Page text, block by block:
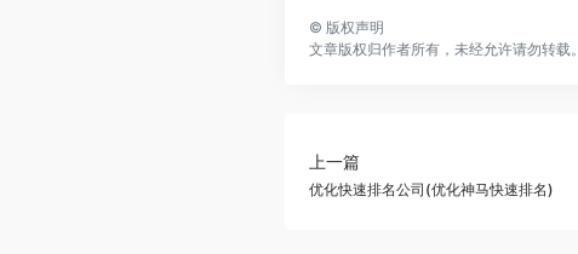
© 版权声明
文章版权归作者所有，未经允许请勿转载。
上一篇
优化快速排名公司(优化神马快速排名)